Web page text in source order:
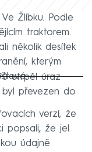
Žlíbku. Podle
traktorem.
několik desítek
kterým
utrpěl úraz
převezen do
verzí, že
popsali, že jel
údajně